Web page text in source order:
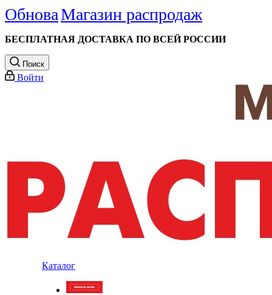
ОбноваМагазин распродаж
БЕСПЛАТНАЯ ДОСТАВКА ПО ВСЕЙ РОССИИ
Поиск
Войти
Каталог